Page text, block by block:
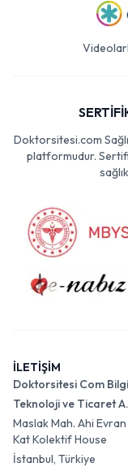
Videolar
Doktorsitesi.com
platformudur.
İLETİŞİM
Doktorsitesi Com
Teknoloji ve Ticaret
Maslak Mah. Ahi
Kat Kolektif House
İstanbul, Türkiye